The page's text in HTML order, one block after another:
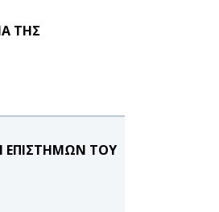
ΤΗΣ
ΕΠΙΣΤΗΜΩΝ ΤΟΥ